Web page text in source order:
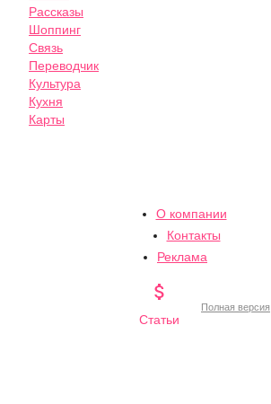
Рассказы
Шоппинг
Связь
Переводчик
Культура
Кухня
Карты
О компании
Контакты
Реклама

Статьи
Полная версия